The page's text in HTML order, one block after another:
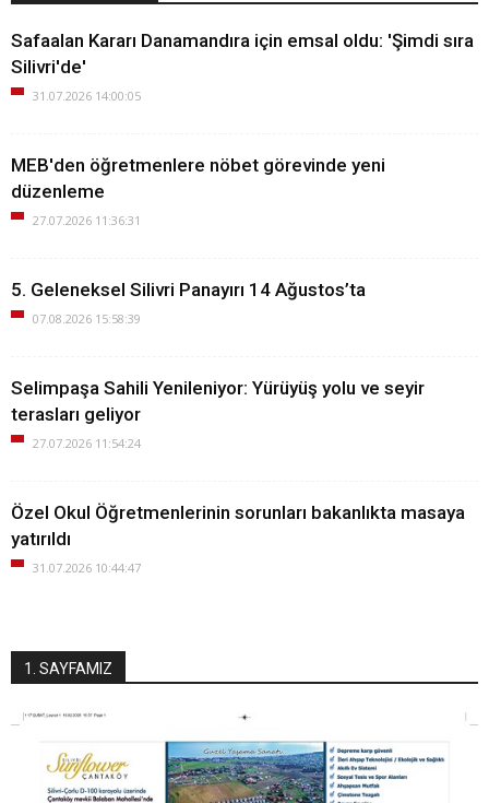
Safaalan Kararı Danamandıra için emsal oldu: 'Şimdi sıra
Silivri'de'
31.07.2026 14:00:05
MEB'den öğretmenlere nöbet görevinde yeni
düzenleme
27.07.2026 11:36:31
5. Geleneksel Silivri Panayırı 14 Ağustos’ta
07.08.2026 15:58:39
Selimpaşa Sahili Yenileniyor: Yürüyüş yolu ve seyir
terasları geliyor
27.07.2026 11:54:24
Özel Okul Öğretmenlerinin sorunları bakanlıkta masaya
yatırıldı
31.07.2026 10:44:47
1. SAYFAMIZ